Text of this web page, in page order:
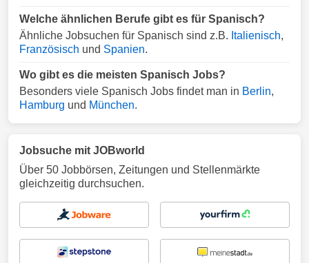
Welche ähnlichen Berufe gibt es für Spanisch?
Ähnliche Jobsuchen für Spanisch sind z.B. Italienisch,
Französisch und Spanien.
Wo gibt es die meisten Spanisch Jobs?
Besonders viele Spanisch Jobs findet man in Berlin,
Hamburg und München.
Jobsuche mit JOBworld
Über 50 Jobbörsen, Zeitungen und Stellenmärkte
gleichzeitig durchsuchen.